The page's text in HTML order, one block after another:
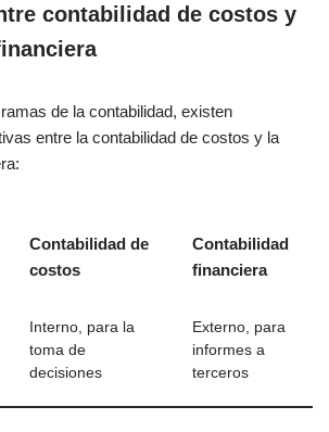
contabilidad de costos y
de la contabilidad, existen
entre la contabilidad de costos y la
Contabilidad de
costos
Contabilidad
financiera
Interno, para la
toma de
decisiones
Externo, para
informes a
terceros